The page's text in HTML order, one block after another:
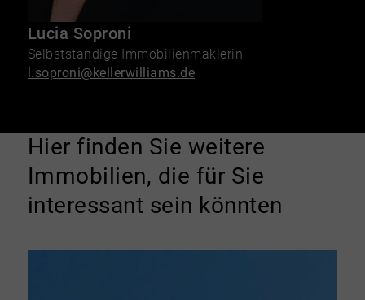
Lucia Soproni
Selbstständige Immobilienmaklerin
l.soproni@kellerwilliams.de
Hier finden Sie weitere
Immobilien, die für Sie
interessant sein könnten